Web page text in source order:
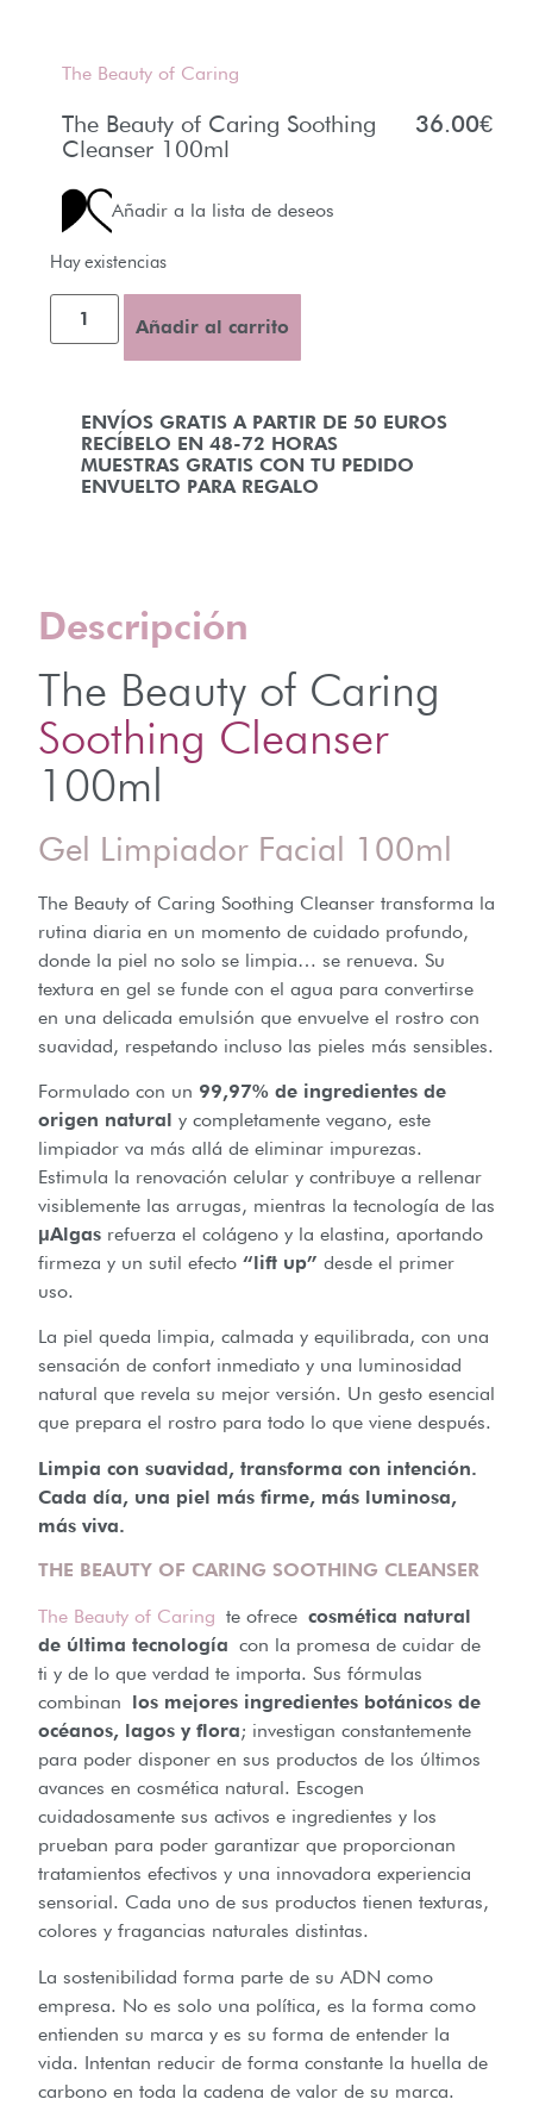
The Beauty of Caring
The Beauty of Caring Soothing
Cleanser 100ml
36.00€
Añadir a la lista de deseos
ENVÍOS GRATIS A PARTIR DE 50 EUROS
RECÍBELO EN 48-72 HORAS
MUESTRAS GRATIS CON TU PEDIDO
ENVUELTO PARA REGALO
Hay existencias
Añadir al carrito
Descripción
The Beauty of Caring
Soothing Cleanser
100ml
Gel Limpiador Facial 100ml
The Beauty of Caring Soothing Cleanser transforma la
rutina diaria en un momento de cuidado profundo,
donde la piel no solo se limpia… se renueva. Su
textura en gel se funde con el agua para convertirse
en una delicada emulsión que envuelve el rostro con
suavidad, respetando incluso las pieles más sensibles.
Formulado con un 99,97% de ingredientes de
origen natural y completamente vegano, este
limpiador va más allá de eliminar impurezas.
Estimula la renovación celular y contribuye a rellenar
visiblemente las arrugas, mientras la tecnología de las
μAlgas refuerza el colágeno y la elastina, aportando
firmeza y un sutil efecto “lift up” desde el primer
uso.
La piel queda limpia, calmada y equilibrada, con una
sensación de confort inmediato y una luminosidad
natural que revela su mejor versión. Un gesto esencial
que prepara el rostro para todo lo que viene después.
Limpia con suavidad, transforma con intención.
Cada día, una piel más firme, más luminosa,
más viva.
THE BEAUTY OF CARING SOOTHING CLEANSER
The Beauty of Caring te ofrece cosmética natural
de última tecnología con la promesa de cuidar de
ti y de lo que verdad te importa. Sus fórmulas
combinan los mejores ingredientes botánicos de
océanos, lagos y flora; investigan constantemente
para poder disponer en sus productos de los últimos
avances en cosmética natural. Escogen
cuidadosamente sus activos e ingredientes y los
prueban para poder garantizar que proporcionan
tratamientos efectivos y una innovadora experiencia
sensorial. Cada uno de sus productos tienen texturas,
colores y fragancias naturales distintas.
La sostenibilidad forma parte de su ADN como
empresa. No es solo una política, es la forma como
entienden su marca y es su forma de entender la
vida. Intentan reducir de forma constante la huella de
carbono en toda la cadena de valor de su marca.